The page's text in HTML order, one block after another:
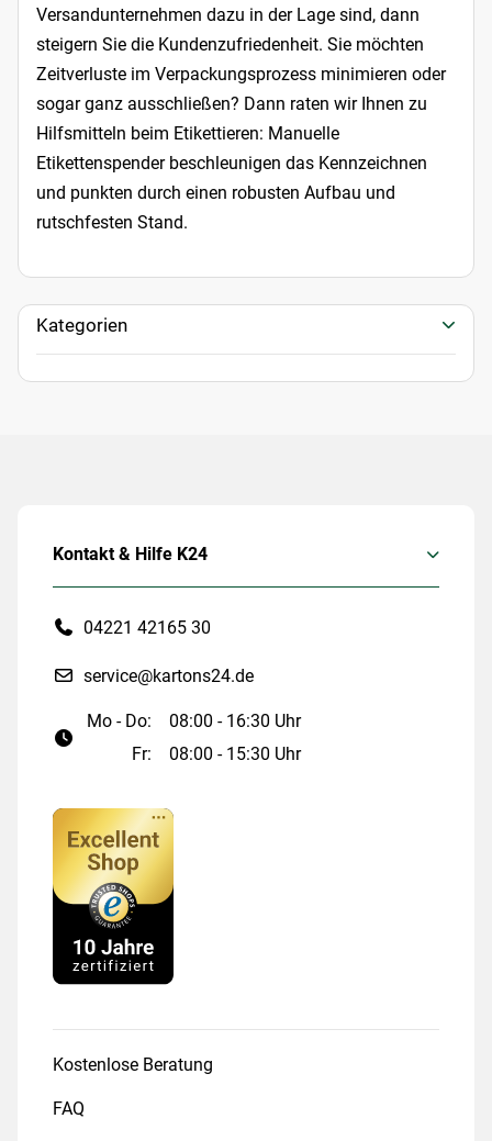
Versandunternehmen dazu in der Lage sind, dann
steigern Sie die Kundenzufriedenheit. Sie möchten
Zeitverluste im Verpackungsprozess minimieren oder
sogar ganz ausschließen? Dann raten wir Ihnen zu
Hilfsmitteln beim Etikettieren: Manuelle
Etikettenspender beschleunigen das Kennzeichnen
und punkten durch einen robusten Aufbau und
rutschfesten Stand.
Kategorien
Kontakt & Hilfe K24
04221 42165 30
service@kartons24.de
Mo - Do:
08:00 - 16:30 Uhr
Fr:
08:00 - 15:30 Uhr
Kostenlose Beratung
FAQ